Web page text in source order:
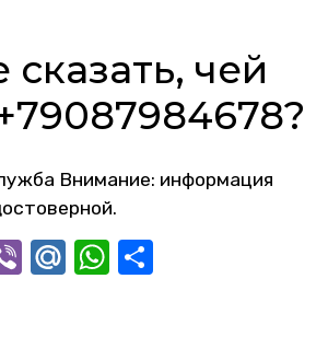
чей
Внимание: информация
ViberMail.RuWhatsApp